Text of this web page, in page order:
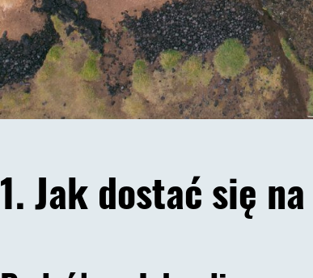
1. Jak dostać się